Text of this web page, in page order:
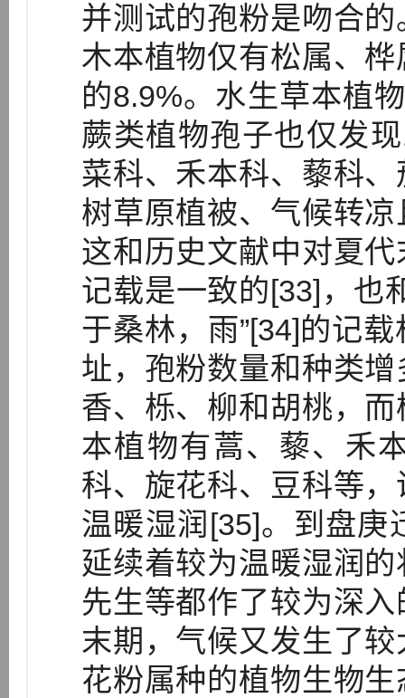
并测试的孢粉是吻合
木本植物仅有松属、
的8.9%。水生草本植
蕨类植物孢子也仅发
菜科、禾本科、藜科
树草原植被、气候转
这和历史文献中对夏
记载是一致的[33]，也
于桑林，雨”[34]的记
址，孢粉数量和种类
香、栎、柳和胡桃，
本植物有蒿、藜、禾
科、旋花科、豆科等
温暖湿润[35]。到盘庚
延续着较为温暖湿润
先生等都作了较为深
末期，气候又发生了
花粉属种的植物生物